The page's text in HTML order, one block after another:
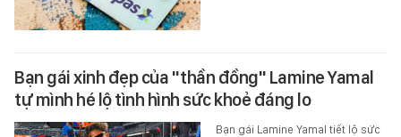
Bạn gái xinh đẹp của "thần đồng" Lamine Yamal
tự mình hé lộ tình hình sức khoẻ đáng lo
Bạn gái Lamine Yamal tiết lộ sức